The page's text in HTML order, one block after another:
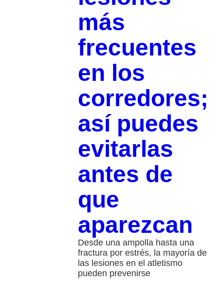
más
frecuentes
en los
corredores;
así puedes
evitarlas
antes de
que
aparezcan
Desde una ampolla hasta una
fractura por estrés, la mayoría de
las lesiones en el atletismo
pueden prevenirse